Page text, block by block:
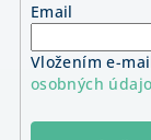
Email
Vložením e-
osobných